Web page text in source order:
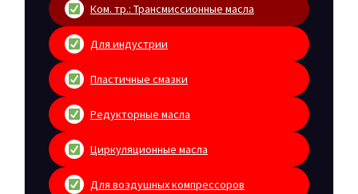
Ком. тр.: Трансмиссионные масла
Для индустрии
Пластичные смазки
Редукторные масла
Циркуляционные масла
Для воздушных компрессоров